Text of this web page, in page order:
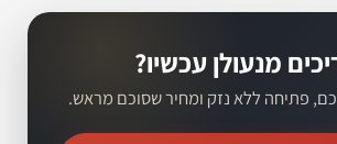
מנעולן עכשיו?
פתיחה ללא נזק ומחיר שסוכם מראש.